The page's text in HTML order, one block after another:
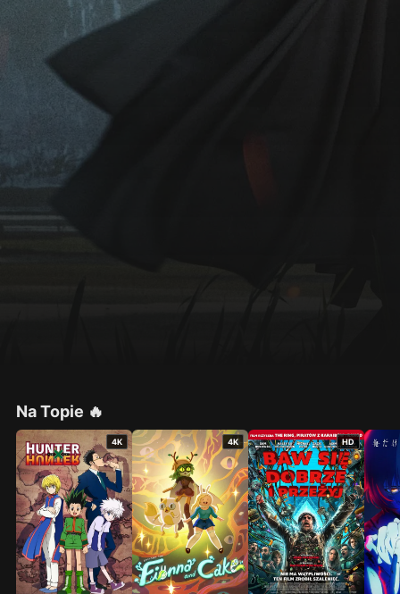
Na Topie 🔥
4K 4K HD